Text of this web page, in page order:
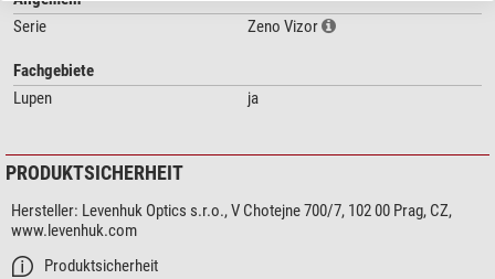
Bedienungsanleitung
HR2: Vergrößerung: 1,5/2/8-fach
Serie
Zeno Vizor
Fachgebiete
Lupen
ja
PRODUKTSICHERHEIT
Hersteller: Levenhuk Optics s.r.o., V Chotejne 700/7, 102 00 Prag, CZ,
www.levenhuk.com
Produktsicherheit